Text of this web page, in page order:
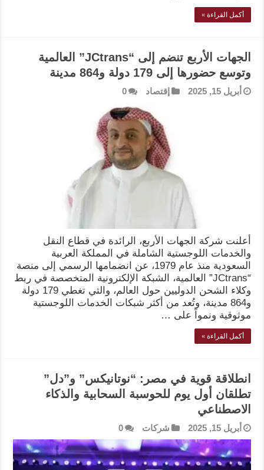
أكمل القراءة »
الجهات الأربع تنضم إلى “JCtrans” العالمية
وتوسع حضورها إلى 179 دولة و864 مدينة
أبريل 15, 2025 إقتصاد 0
أعلنت شركة الجهات الأربع، الرائدة في قطاع النقل
والخدمات اللوجستية الشاملة في المملكة العربية
السعودية منذ عام 1979، عن انضمامها الرسمي إلى منصة
“JCtrans” العالمية، الشبكة الإلكترونية المتخصصة في ربط
وكلاء الشحن الدوليين حول العالم، والتي تغطي 179 دولة
و864 مدينة، وتُعد من أكثر شبكات الخدمات اللوجستية
موثوقية ونمواً على …
أكمل القراءة »
انطلاقة قوية في مصر: “نوتانيكس” و”دل”
تطلقان أول يوم للحوسبة السحابية والذكاء
الاصطناعي
أبريل 15, 2025 شركات 0